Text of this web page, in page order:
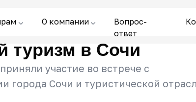
О компании
Вопрос-
ответ
туризм в Сочи
участие во встрече с
города Сочи и туристической